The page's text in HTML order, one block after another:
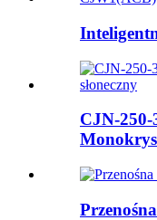
CJN-